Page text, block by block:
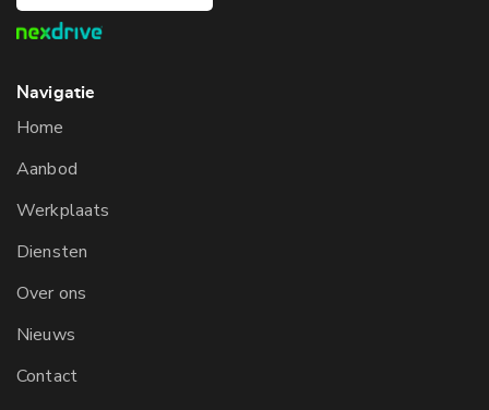
Navigatie
Home
Aanbod
Werkplaats
Diensten
Over ons
Nieuws
Contact